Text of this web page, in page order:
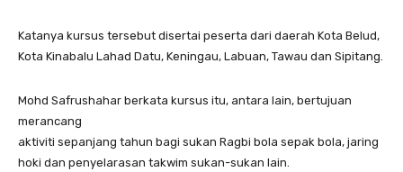
Katanya kursus tersebut disertai peserta dari daerah Kota Belud,
Kota Kinabalu Lahad Datu, Keningau, Labuan, Tawau dan Sipitang.
Mohd Safrushahar berkata kursus itu, antara lain, bertujuan
merancang
aktiviti sepanjang tahun bagi sukan Ragbi bola sepak bola, jaring
hoki dan penyelarasan takwim sukan-sukan lain.